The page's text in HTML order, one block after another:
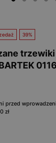
39%
przed
zł